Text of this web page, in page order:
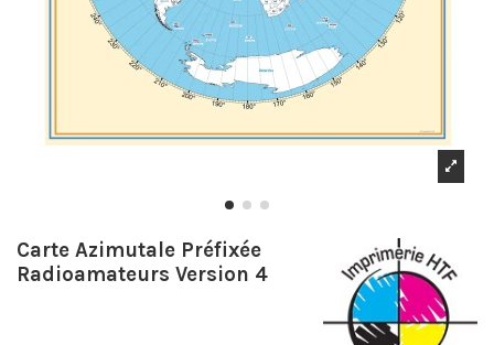
Carte Azimutale Préfixée
Radioamateurs Version 4